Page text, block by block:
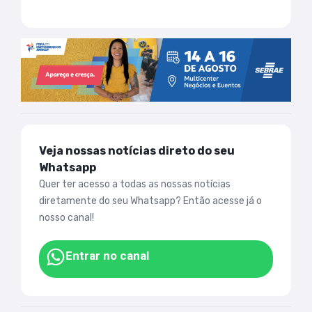
Veja nossas notícias direto do seu
Whatsapp
Quer ter acesso a todas as nossas notícias
diretamente do seu Whatsapp? Então acesse já o
nosso canal!
Entrar no canal